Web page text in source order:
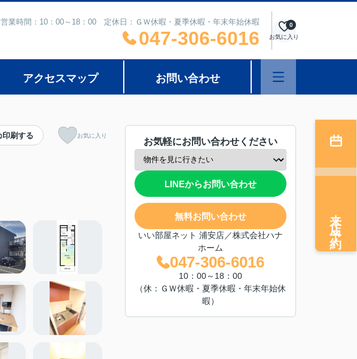
営業時間：10：00～18：00 定休日：ＧＷ休暇・夏季休暇・年末年始休暇
047-306-6016 お気に入り
0
アクセスマップ お問い合わせ
印刷する お気に入り
お気軽にお問い合わせください
LINEからお問い合わせ
無料お問い合わせ
いい部屋ネット 浦安店／株式会社ハナ
ホーム
047-306-6016
10：00～18：00
（休：ＧＷ休暇・夏季休暇・年末年始休
暇）
来店予約